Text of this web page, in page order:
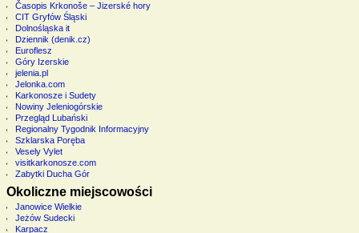
Časopis Krkonoše – Jizerské hory
CIT Gryfów Śląski
Dolnośląska it
Dziennik (denik.cz)
Euroflesz
Góry Izerskie
jelenia.pl
Jelonka.com
Karkonosze i Sudety
Nowiny Jeleniogórskie
Przegląd Lubański
Regionalny Tygodnik Informacyjny
Szklarska Poręba
Vesely Vylet
visitkarkonosze.com
Zabytki Ducha Gór
Okoliczne miejscowości
Janowice Wielkie
Jeżów Sudecki
Karpacz